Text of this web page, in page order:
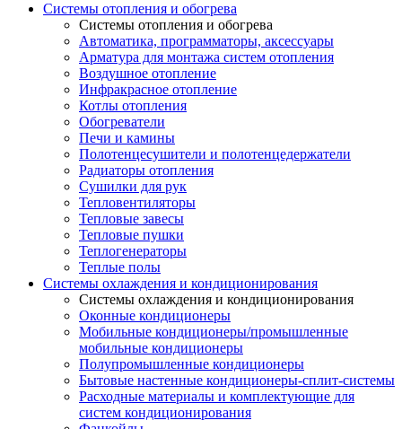
Системы отопления и обогрева
Системы отопления и обогрева
Автоматика, программаторы, аксессуары
Арматура для монтажа систем отопления
Воздушное отопление
Инфракрасное отопление
Котлы отопления
Обогреватели
Печи и камины
Полотенцесушители и полотенцедержатели
Радиаторы отопления
Сушилки для рук
Тепловентиляторы
Тепловые завесы
Тепловые пушки
Теплогенераторы
Теплые полы
Системы охлаждения и кондиционирования
Системы охлаждения и кондиционирования
Оконные кондиционеры
Мобильные кондиционеры/промышленные
мобильные кондиционеры
Полупромышленные кондиционеры
Бытовые настенные кондиционеры-сплит-системы
Расходные материалы и комплектующие для
систем кондиционирования